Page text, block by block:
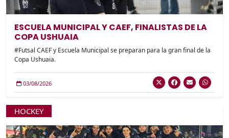
ESCUELA MUNICIPAL Y CAEF, FINALISTAS DE LA
COPA USHUAIA
#Futsal CAEF y Escuela Municipal se preparan para la gran final de la
Copa Ushuaia.
03/08/2026
HOCKEY